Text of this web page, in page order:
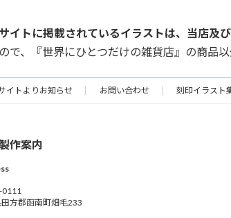
イトに掲載されているイラストは、当店及
で、『世界にひとつだけの雑貨店』の商品
イトよりお知らせ お問い合わせ 刻印イラスト
作案内
0111
方郡函南町畑毛233